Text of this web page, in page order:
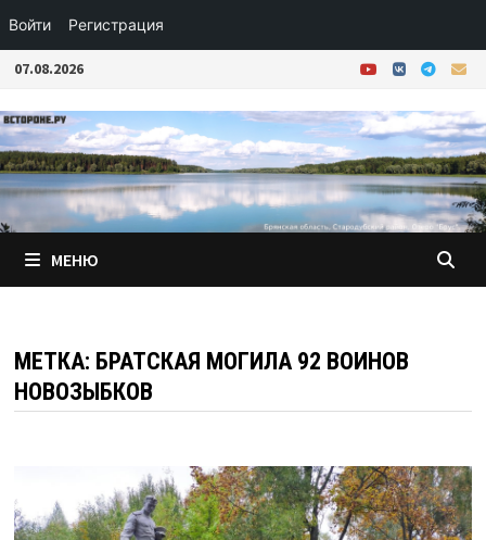
Войти Регистрация
Перейти
содержимому
07.08.2026
МЕНЮ
МЕТКА: БРАТСКАЯ МОГИЛА 92 ВОИНОВ
НОВОЗЫБКОВ